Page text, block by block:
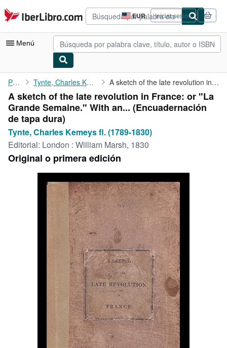
Pasar al contenido principal
IberLibro.com EUR
Preferencias
de
compra
del
Iniciar sesión
Menú
Mi cuenta
Consultar mis pedidos
Búsqueda avanzada
Colecciones
Vendedores
Comenzar a vender
CERRAR
Portada Tynte, Charles Kemeys fl. (1789-1830) A sketch of the late revolution in France: or "La Grande Semaine...
A sketch of the late revolution in France: or "La
Grande Semaine." With an... (Encuadernación
de tapa dura)
Tynte, Charles Kemeys fl. (1789-1830)
Editorial: London : William Marsh, 1830
Original o primera edición